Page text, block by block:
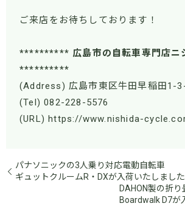
ご来店をお待ちしております！
********** 広島市の自転車専門店ニ
**********
(Address) 広島市東区牛田早稲田1-
(Tel) 082-228-5576
(URL) https://www.nishida-
パナソニックの3人乗り対応電動自転車
ギュットクルームR・DXが入荷いたしました
DAHON製の折り
Boardwalk D7が